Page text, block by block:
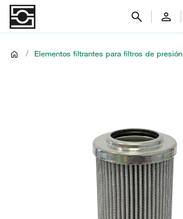
/ Elementos filtrantes para filtros de presión